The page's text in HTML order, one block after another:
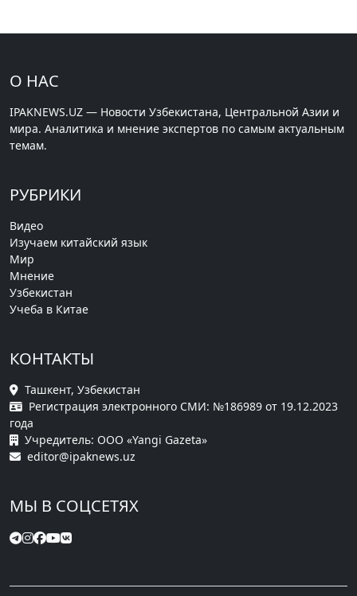
О НАС
IPAKNEWS.UZ — Новости Узбекистана, Центральной Азии и
мира. Аналитика и мнение экспертов по самым актуальным
темам.
РУБРИКИ
Видео
Изучаем китайский язык
Мир
Мнение
Узбекистан
Учеба в Китае
КОНТАКТЫ
Ташкент, Узбекистан
Регистрация электронного СМИ: №186989 от 19.12.2023
года
Учредитель: ООО «Yangi Gazeta»
editor@ipaknews.uz
МЫ В СОЦСЕТЯХ